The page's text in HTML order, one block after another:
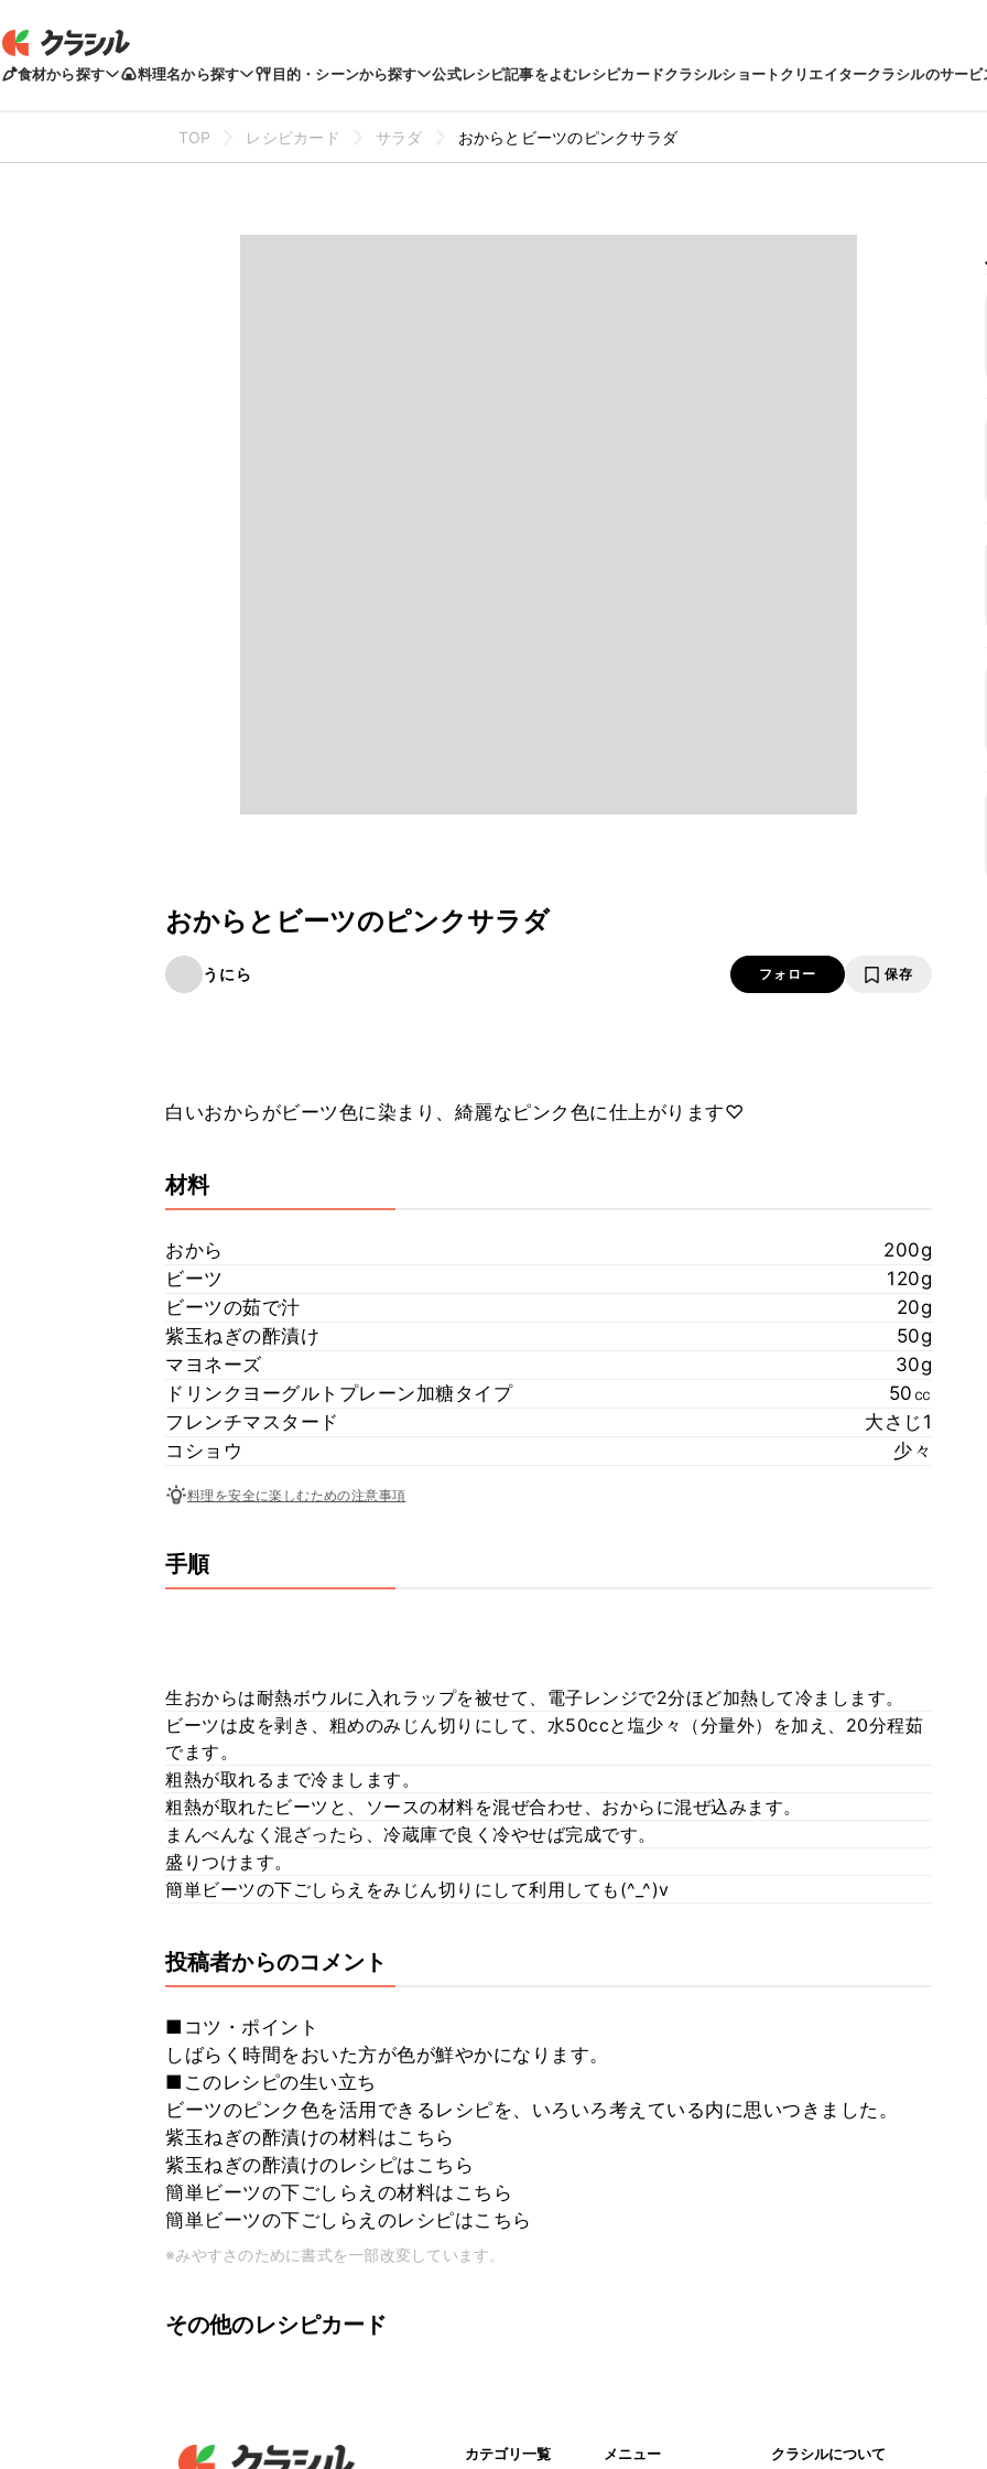
食材から探す 料理名から探す 目的・シーンから探す 公式レシピ記事をよむレシピカードクラシルショートクリエイタークラシルのサービ
TOP レシピカード サラダ おからとビーツのピンクサラダ
おからとビーツのピンクサラダ
うにら フォロー 保存
白いおからがビーツ色に染まり、綺麗なピンク色に仕上がります♡
材料
おから
200g
ビーツ
120g
ビーツの茹で汁
20g
紫玉ねぎの酢漬け
50g
マヨネーズ
30g
ドリンクヨーグルトプレーン加糖タイプ
50㏄
フレンチマスタード
大さじ1
コショウ
少々
料理を安全に楽しむための注意事項
手順
生おからは耐熱ボウルに入れラップを被せて、電子レンジで2分ほど加熱して冷まします。
ビーツは皮を剥き、粗めのみじん切りにして、水50ccと塩少々（分量外）を加え、20分程茹
でます。
粗熱が取れるまで冷まします。
粗熱が取れたビーツと、ソースの材料を混ぜ合わせ、おからに混ぜ込みます。
まんべんなく混ざったら、冷蔵庫で良く冷やせば完成です。
盛りつけます。
簡単ビーツの下ごしらえをみじん切りにして利用しても(^_^)v
投稿者からのコメント
■コツ・ポイント
しばらく時間をおいた方が色が鮮やかになります。
■このレシピの生い立ち
ビーツのピンク色を活用できるレシピを、いろいろ考えている内に思いつきました。
紫玉ねぎの酢漬けの材料はこちら
紫玉ねぎの酢漬けのレシピはこちら
簡単ビーツの下ごしらえの材料はこちら
簡単ビーツの下ごしらえのレシピはこちら
※みやすさのために書式を一部改変しています。
その他のレシピカード
カテゴリ一覧 メニュー クラシルについて